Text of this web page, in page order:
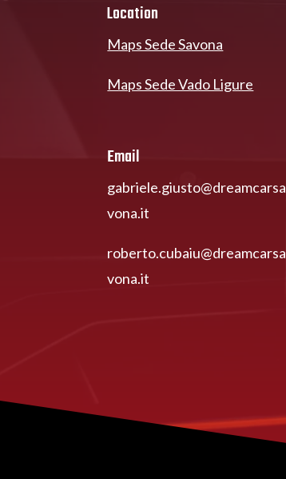
Location
Maps Sede Savona
Maps Sede Vado Ligure
Email
gabriele.giusto@dreamcarsa
vona.it
roberto.cubaiu@dreamcarsa
vona.it